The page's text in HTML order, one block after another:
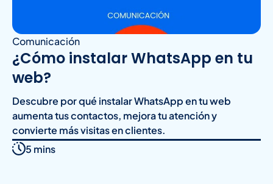
Comunicación
¿Cómo instalar WhatsApp en tu
web?
Descubre por qué instalar WhatsApp en tu web
aumenta tus contactos, mejora tu atención y
convierte más visitas en clientes.
5 mins